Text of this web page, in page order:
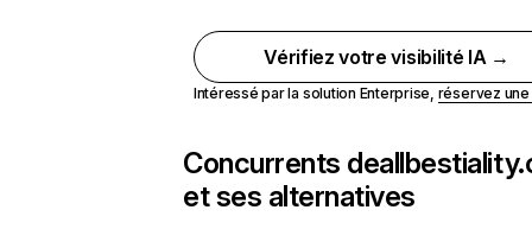
Vérifiez votre visibilité IA →
Intéressé par la solution Enterprise, réservez
Concurrents de
et ses alternatives